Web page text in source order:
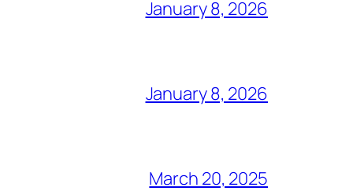
January 8, 2026
January 8, 2026
March 20, 2025